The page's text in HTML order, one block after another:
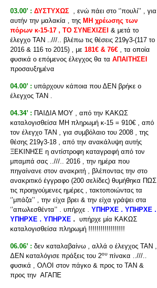
03.00’ : ΔΥΣΤΥΧΩΣ , ενώ πάει στο ‘’πουλί’’ , για
αυτήν την μαλακία , της ΜΗ χρέωσης των
πόρων κ-15-17 , ΤΟ ΣΥΝΕΧΙΖΕΙ & μετά το
έλεγχο ΤΑΝ ..///.. βλέπω τις θέσεις 219γ3-(117 το
2016 & 116 το 2015) , με 181€ & 76€ , τα οποία
φυσικά ο επόμενος έλεγχος θα τα ΑΠΑΙΤΗΣΕΙ
προσαυξημένα
04.00’ : υπάρχουν κάποια που ΔΕΝ βρήκε ο
έλεγχος ΤΑΝ .
04.34’ : ΠΑΙΔΙΑ ΜΟΥ , από την ΚΑΚΩΣ
καταλογισθείσα ΜΗ πληρωμή κ-15 = 910€ , από
τον έλεγχο ΤΑΝ , για συμβόλαιο του 2008 , της
θέσης 219γ3-18 , από την ανακάλυψη αυτής
ΞΕΚΙΝΗΣΕ η αντίστροφη καταγραφή από τον
μπαμπά σας ..///.. 2016 , την ημέρα που
πηγαίνανε στον ανακριτή , βλέποντας την στο
ανακριτικό έγγραφο (200 σελίδες) θυμήθηκα ΠΩΣ
τις προηγούμενες ημέρες , τακτοποιώντας τα
‘’μπάζα’’ , την είχα βρει & την είχα γράψει στα
‘’απωλεσθέντα’’ . υπήρχε . ΥΠΗΡΧΕ . ΥΠΗΡΧΕ .
ΥΠΗΡΧΕ . ΥΠΗΡΧΕ . υπήρχε μία ΚΑΚΩΣ
καταλογισθείσα πληρωμή !!!!!!!!!!!!!!!!!!
06.06’ : δεν καταλαβαίνω , αλλά ο έλεγχος ΤΑΝ ,
ΔΕΝ καταλόγισε πράξεις του 2ου πίνακα ..///..
φυσικά , ΟΛΟΙ στον πάγκο & προς το ΤΑΝ &
προς την ΑΓΑΠΕ